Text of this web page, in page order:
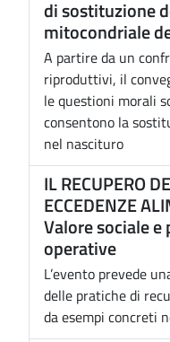
di sostituzione
mitocondriale
A partire da un
riproduttivi, il
le questioni morali
consentono la
nel nascituro
IL RECUPERO
ECCEDENZE
Valore sociale e
operative
L’evento prevede
delle pratiche di
da esempi concreti